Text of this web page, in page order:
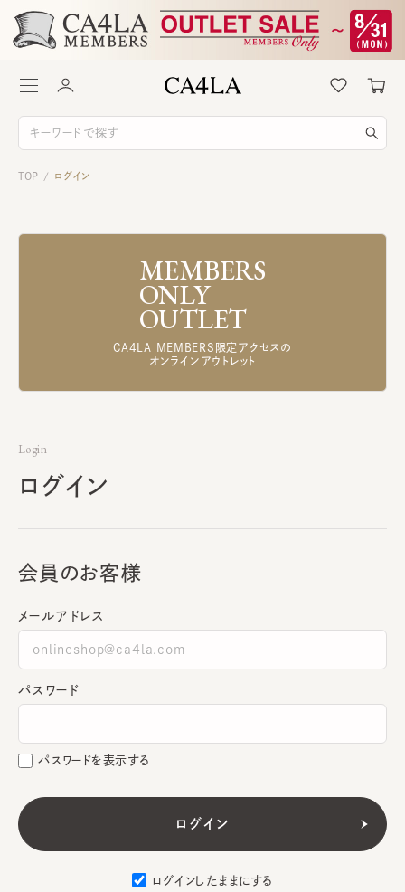
TOP / ログイン
MEMBERS
ONLY
OUTLET
CA4LA MEMBERS限定アクセスの
オンラインアウトレット
Login
ログイン
会員のお客様
メールアドレス
パスワード
パスワードを表示する
ログインしたままにする